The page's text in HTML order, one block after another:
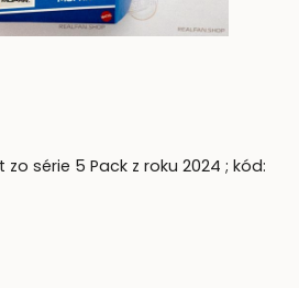
série 5 Pack z roku 2024 ; kód: